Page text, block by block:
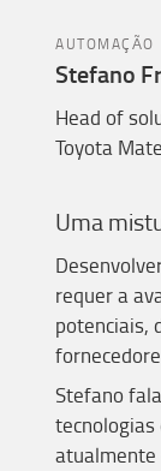
AUTOMAÇÃO
Stefano
Head of
Toyota
Uma mis
requer a
potenciais,
Stefano
atualmente